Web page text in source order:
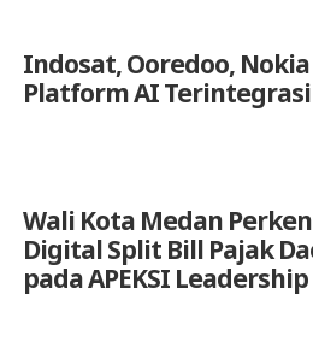
Indosat, Ooredoo,
Platform AI
Wali Kota Medan
Digital Split Bill Pajak
pada APEKSI